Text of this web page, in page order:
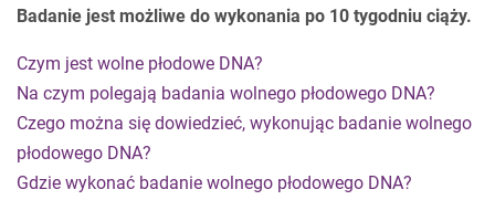
Badanie jest możliwe do wykonania po 10 tygodniu ciąży.
Czym jest wolne płodowe DNA?
Na czym polegają badania wolnego płodowego DNA?
Czego można się dowiedzieć, wykonując badanie wolnego
płodowego DNA?
Gdzie wykonać badanie wolnego płodowego DNA?